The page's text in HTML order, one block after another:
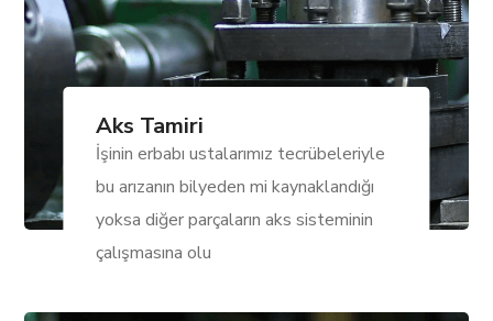
Aks Tamiri
İşinin erbabı ustalarımız tecrübeleriyle
bu arızanın bilyeden mi kaynaklandığı
yoksa diğer parçaların aks sisteminin
çalışmasına olu